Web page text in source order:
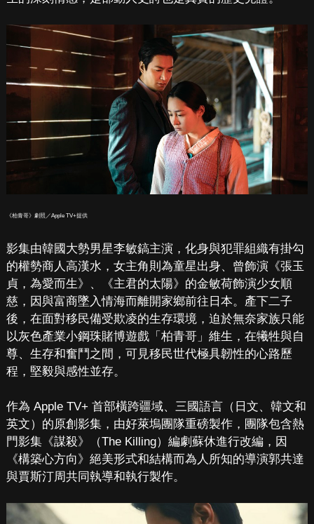
《柏青哥》劇照／Apple TV+提供
影集由韓國大勢男星李敏鎬主演，化身與犯罪組織有掛勾
的權勢商人高漢水，女主角則為童星出身、曾飾演《張玉
貞，為愛而生》、《主君的太陽》的金敏荷飾演少女順
慈，因與富商墜入情海而離開家鄉前往日本。產下二子
後，在面對移民備受欺凌的生存環境，迫於無奈家族只能
以灰色產業小鋼珠賭博遊戲「柏青哥」維生，在犧牲與自
尊、生存和奮鬥之間，可見移民世代極具韌性的心路歷
程，堅毅與感性並存。
作為 Apple TV+ 首部橫跨疆域、三國語言（日文、韓文和
英文）的原創影集，由好萊塢團隊重磅製作，團隊包含熱
門影集《謀殺》（The Killing）編劇蘇休進行改編，因
《構築心方向》絕美形式和結構而為人所知的導演郭共達
與賈斯汀周共同執導和執行製作。